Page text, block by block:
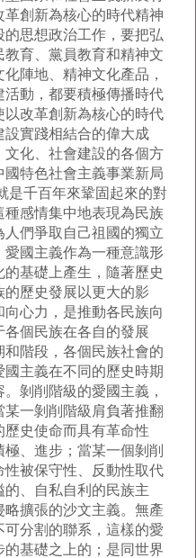
創新為核心的時代精神
思想政治工作，要把弘
育、黨員教育和精神文
陣地、精神文化產品，
動，都要積極傳播時代
改革創新為核心的時代
實踐相結合的偉大成
化、社會建設的各個方
特色社會主義事業新局
是千百年來鞏固起來的對
種感情集中地表現為民族
們爭取自己祖國的獨立
國主義作為一種意識形
基礎上產生，隨著歷史
歷史發展以更大的影
心力，是推動各民族向
個民族在各自的發展
階段，各個民族社會的
主義在不同的歷史時期
剝削階級的愛國主義，
一剝削階級肩負著推翻
史使命而具有革命性
、進步；當某一個剝削
性被保守性、反動性取代
、自私自利的民族主
擴張的沙文主義。無產
分割的聯系，這樣的愛
基礎之上的；是同世界